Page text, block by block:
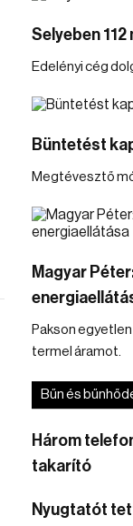
Selyeben 112
Edelényi cég
Büntetést
Megtévesztő
Magyar
Pakson
termel áramot.
Bűn és
Három
takarító
Nyugtatót